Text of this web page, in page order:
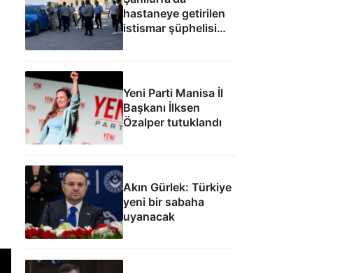
hastaneye getirilen
istismar şüphelisi
silahlı saldırıda
Yeni Parti Manisa İl
Başkanı İlksen
Özalper tutuklandı
Akın Gürlek: Türkiye
yeni bir sabaha
uyanacak